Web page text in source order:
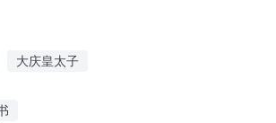
大庆皇太子